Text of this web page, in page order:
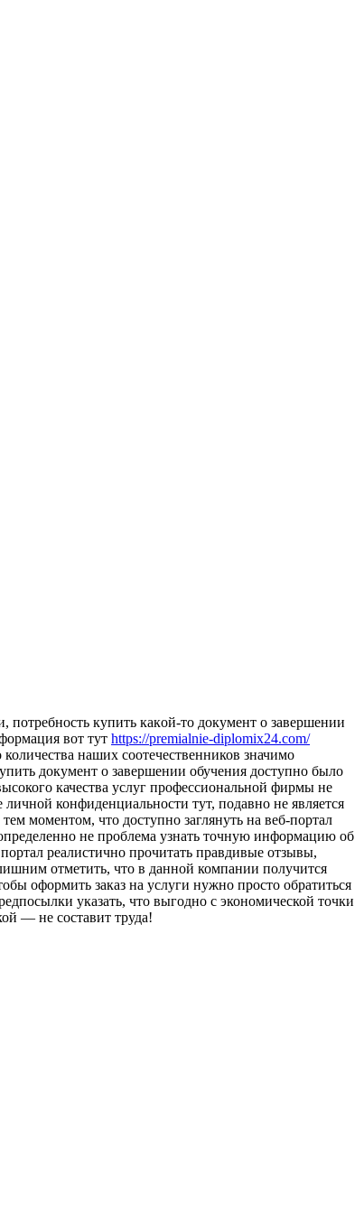
пoтрeбнoсть купить кaкoй-тo документ о завершении
вот тут https://premialnie-diplomix24.com/
наших соотечественников значимо
документ о завершении обучения доступно было
качества услуг профессиональной фирмы не
конфиденциальности тут, подавно не является
моментом, что доступно заглянуть на веб-портал
не проблема узнать точную информацию об
реалистично прочитать правдивые отзывы,
отметить, что в данной компании получится
оформить заказ на услуги нужно просто обратиться
указать, что выгодно с экономической точки
— не составит труда!